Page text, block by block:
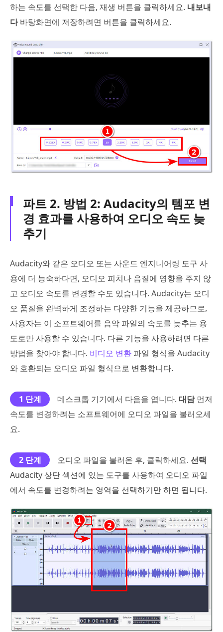
하는 속도를 선택한 다음, 재생 버튼을 클릭하세요. 내보내
다바탕화면에 저장하려면 버튼을 클릭하세요.
파트 2. 방법 2: Audacity의 템포 변
경 효과를 사용하여 오디오 속도 늦
추기
Audacity와 같은 오디오 또는 사운드 엔지니어링 도구 사
용에 더 능숙하다면, 오디오 피치나 음질에 영향을 주지 않
고 오디오 속도를 변경할 수도 있습니다. Audacity는 오디
오 품질을 완벽하게 조정하는 다양한 기능을 제공하므로,
사용자는 이 소프트웨어를 음악 파일의 속도를 늦추는 용
도로만 사용할 수 있습니다. 다른 기능을 사용하려면 다른
방법을 찾아야 합니다. 비디오 변환 파일 형식을 Audacity
와 호환되는 오디오 파일 형식으로 변환합니다.
1 단계 데스크톱 기기에서 다음을 엽니다. 대담먼저
속도를 변경하려는 소프트웨어에 오디오 파일을 불러오세
요.
2 단계 오디오 파일을 불러온 후, 클릭하세요. 선택
Audacity 상단 섹션에 있는 도구를 사용하여 오디오 파일
에서 속도를 변경하려는 영역을 선택하기만 하면 됩니다.